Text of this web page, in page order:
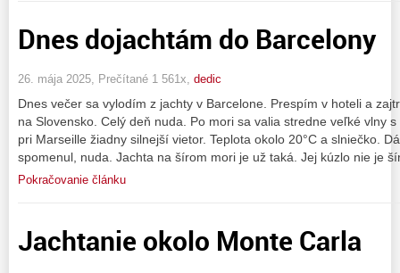
Dnes dojachtám do Barcelony
26. mája 2025, Prečítané 1 561x, dedic
Dnes večer sa vylodím z jachty v Barcelone. Prespím v hoteli a
na Slovensko. Celý deň nuda. Po mori sa valia stredne veľké vlny
pri Marseille žiadny silnejší vietor. Teplota okolo 20°C a slniečko.
spomenul, nuda. Jachta na šírom mori je už taká. Jej kúzlo nie je
Pokračovanie článku
Jachtanie okolo Monte Carla